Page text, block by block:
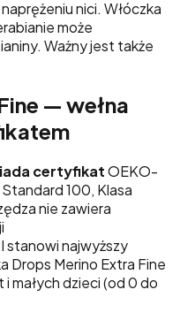
nici. Włóczka
może
Ważny jest także
— wełna
certyfikatOEKO-
100, Klasa
nie zawiera
stanowi najwyższy
Drops Merino Extra Fine
małych dzieci (od 0 do